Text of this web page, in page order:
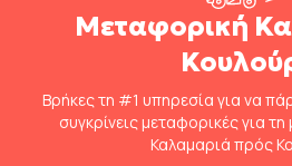
Μεταφορική
Βρήκες τη #1 υπηρεσία για να
συγκρίνεις μεταφορικές για
Καλαμαριά πρός